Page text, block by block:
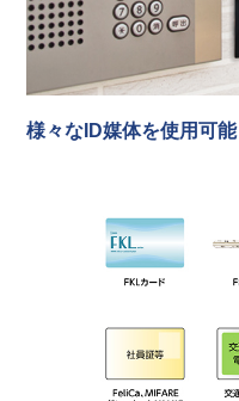
様々なID媒体を使用可能